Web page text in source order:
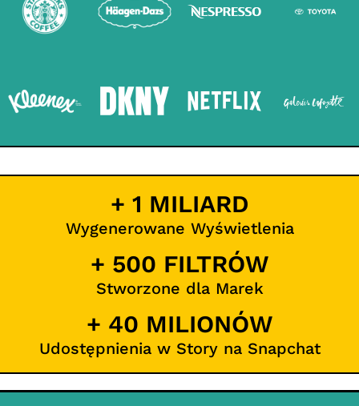
+ 1 MILIARD
Wygenerowane Wyświetlenia
+ 500 FILTRÓW
Stworzone dla Marek
+ 40 MILIONÓW
Udostępnienia w Story na Snapchat